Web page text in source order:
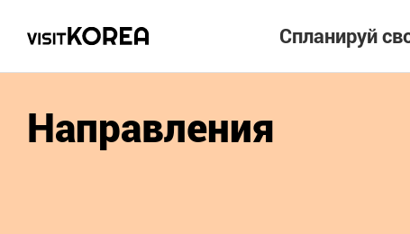
Спланируй
Направления